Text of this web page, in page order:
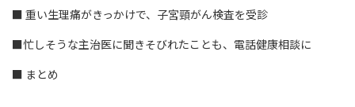
■ 重い生理痛がきっかけで、子宮頸がん検査を受診
■忙しそうな主治医に聞きそびれたことも、電話健康相談に
■ まとめ